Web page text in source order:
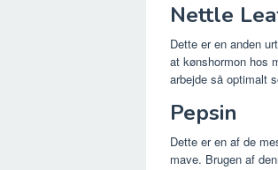
Nettle
Dette er en anden
at kønshormon hos
arbejde så optimalt
Pepsin
Dette er en af ​​de
mave. Brugen af